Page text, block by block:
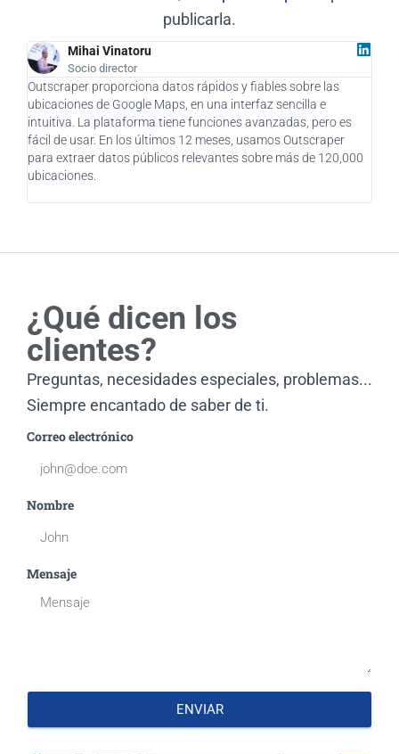
publicarla.
Mihai Vinatoru
Socio director
Outscraper proporciona datos rápidos y fiables sobre las
ubicaciones de Google Maps, en una interfaz sencilla e
intuitiva. La plataforma tiene funciones avanzadas, pero es
fácil de usar. En los últimos 12 meses, usamos Outscraper
para extraer datos públicos relevantes sobre más de 120,000
ubicaciones.
¿Qué dicen los
clientes?
Preguntas, necesidades especiales, problemas...
Siempre encantado de saber de ti.
Correo electrónico
Nombre
Mensaje
ENVIAR